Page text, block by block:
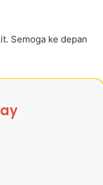
Semoga ke depan